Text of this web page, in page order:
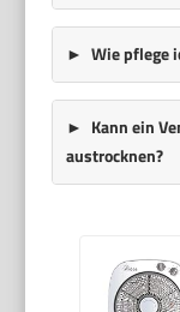
Wie pflege
Kann ein
austrocknen?